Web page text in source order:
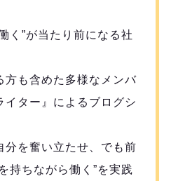
く”が当たり前になる社
方も含めた多様なメンバ
イター』によるブログシ
分を奮い立たせ、でも前
持ちながら働く”を実践